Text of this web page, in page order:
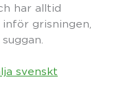
har alltid
grisningen,
svenskt